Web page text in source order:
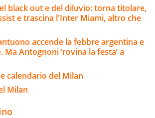
black out e del diluvio: torna titolare,
e trascina l'Inter Miami, altro che
accende la febbre argentina e
Ma Antognoni ‘rovina la festa’ a
calendario del Milan
Milan